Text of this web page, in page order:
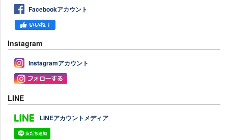
Facebookアカウント
Instagram
Instagramアカウント
LINE
LINEアカウントメディア